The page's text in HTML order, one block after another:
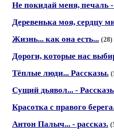
Не покидай меня, печаль -
Деревенька моя, сердцу
Жизнь... как она есть... (28)
Дороги, которые нас
Тёплые люди... Рассказы.
Сущий дьявол... -
Красотка с правого
Антон Палыч... - рассказ.